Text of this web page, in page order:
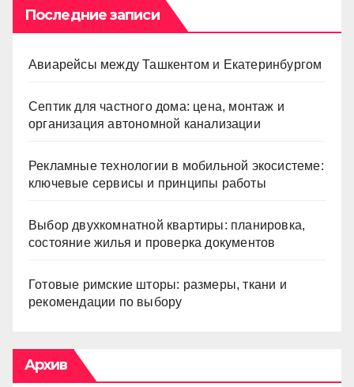
Последние записи
Авиарейсы между Ташкентом и Екатеринбургом
Септик для частного дома: цена, монтаж и
организация автономной канализации
Рекламные технологии в мобильной экосистеме:
ключевые сервисы и принципы работы
Выбор двухкомнатной квартиры: планировка,
состояние жилья и проверка документов
Готовые римские шторы: размеры, ткани и
рекомендации по выбору
Архив